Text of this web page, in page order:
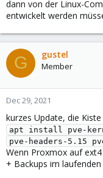
dann von der Linux-
entwickelt werden
G gustel
Member
Dec 29, 2021
kurzes Update, die
apt install pve-
pve-headers-5.15
Wenn Proxmox auf
+ Backups im